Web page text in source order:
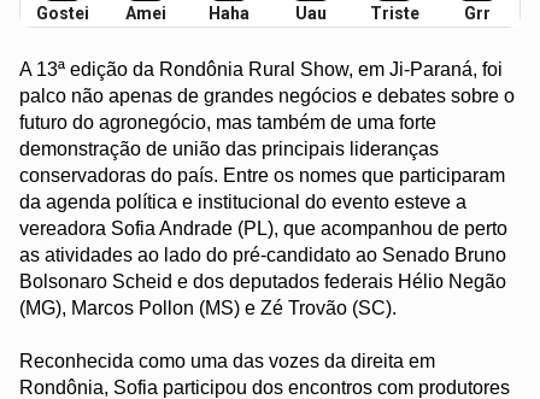
Gostei Amei Haha Uau Triste Grr
A 13ª edição da Rondônia Rural Show, em Ji-Paraná, foi
palco não apenas de grandes negócios e debates sobre o
futuro do agronegócio, mas também de uma forte
demonstração de união das principais lideranças
conservadoras do país. Entre os nomes que participaram
da agenda política e institucional do evento esteve a
vereadora Sofia Andrade (PL), que acompanhou de perto
as atividades ao lado do pré-candidato ao Senado Bruno
Bolsonaro Scheid e dos deputados federais Hélio Negão
(MG), Marcos Pollon (MS) e Zé Trovão (SC).
Reconhecida como uma das vozes da direita em
Rondônia, Sofia participou dos encontros com produtores